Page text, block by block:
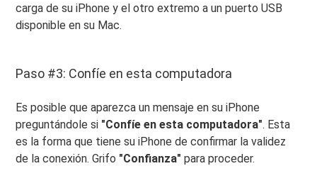
carga de su iPhone y el otro extremo a un puerto USB
disponible en su Mac.
Paso #3: Confíe en esta computadora
Es posible que aparezca un mensaje en su iPhone
preguntándole si "Confíe en esta computadora". Esta
es la forma que tiene su iPhone de confirmar la validez
de la conexión. Grifo "Confianza" para proceder.